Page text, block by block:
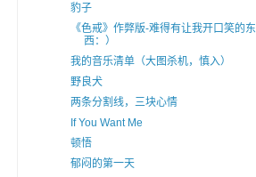
豹子
《色戒》作弊版-难得有让我开口笑的东
西：）
我的音乐清单（大图杀机，慎入）
野良犬
两条分割线，三块心情
If You Want Me
顿悟
郁闷的第一天